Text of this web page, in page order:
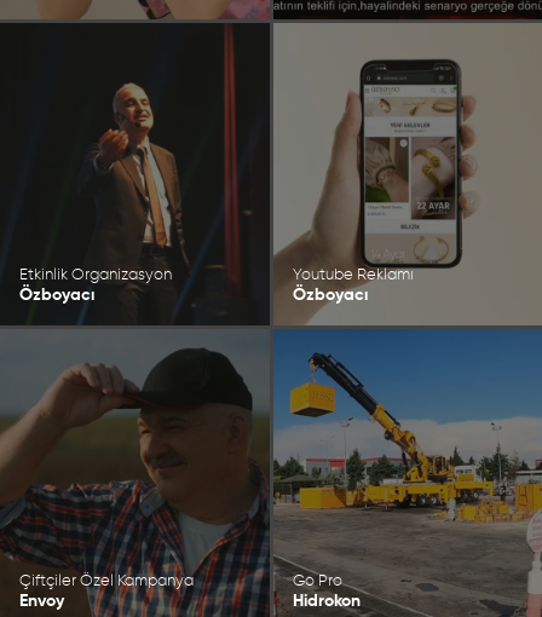
Etkinlik Organizasyon
Özboyacı
Youtube Reklamı
Özboyacı
Çiftçiler Özel Kampanya
Envoy
Go Pro
Hidrokon